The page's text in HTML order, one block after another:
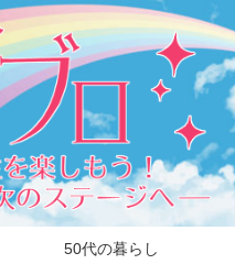
50代の暮らし